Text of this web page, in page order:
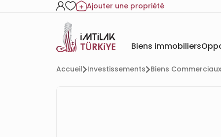
Ajouter une propriété
Biens immobiliers
Accueil Investissements Biens